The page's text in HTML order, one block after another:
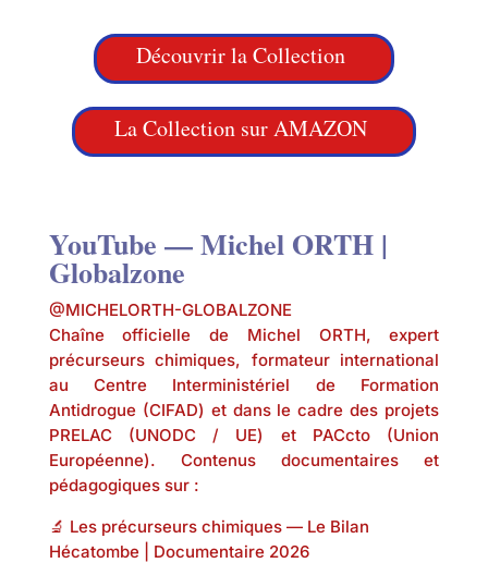
Découvrir la Collection
La Collection sur AMAZON
YouTube — Michel ORTH |
Globalzone
@MICHELORTH-GLOBALZONE
Chaîne officielle de Michel ORTH, expert
précurseurs chimiques, formateur international
au Centre Interministériel de Formation
Antidrogue (CIFAD) et dans le cadre des projets
PRELAC (UNODC / UE) et PACcto (Union
Européenne). Contenus documentaires et
pédagogiques sur :
🔬 Les précurseurs chimiques — Le Bilan
Hécatombe | Documentaire 2026